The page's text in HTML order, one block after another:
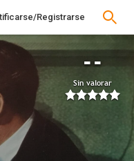
Registrarse
--
Sin valorar